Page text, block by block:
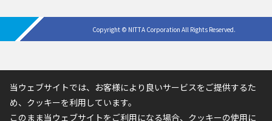
Copyright © NITTA Corporation All Rights Reserved.
当ウェブサイトでは、お客様により良いサービスをご提供するた
め、クッキーを利用しています。
このまま当ウェブサイトをご利用になる場合、クッキーの使用に